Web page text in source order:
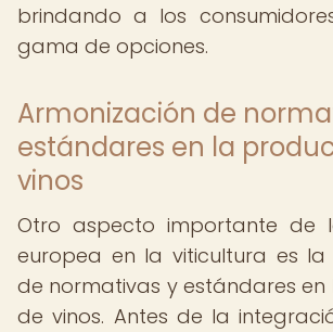
brindando a los
gama de opciones.
Armonización de
estándares en la
vinos
Otro aspecto importante de
europea en la viticultura es la
de normativas y estándares
de vinos. Antes de la